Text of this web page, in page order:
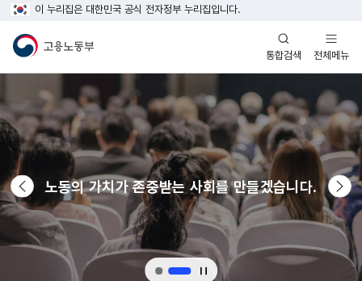
이 누리집은 대한민국 공식 전자정부 누리집입니다.
통합검색
열기
전체메뉴
열기
비주얼
영역
노동의 가치가 존중받는 사회를 만들겠습니다.
이전
슬라이드
다음
슬라
자동